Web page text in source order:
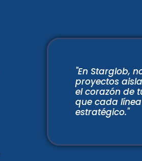
"En Starglob,
proyectos
el corazón de
que cada
estratégico."